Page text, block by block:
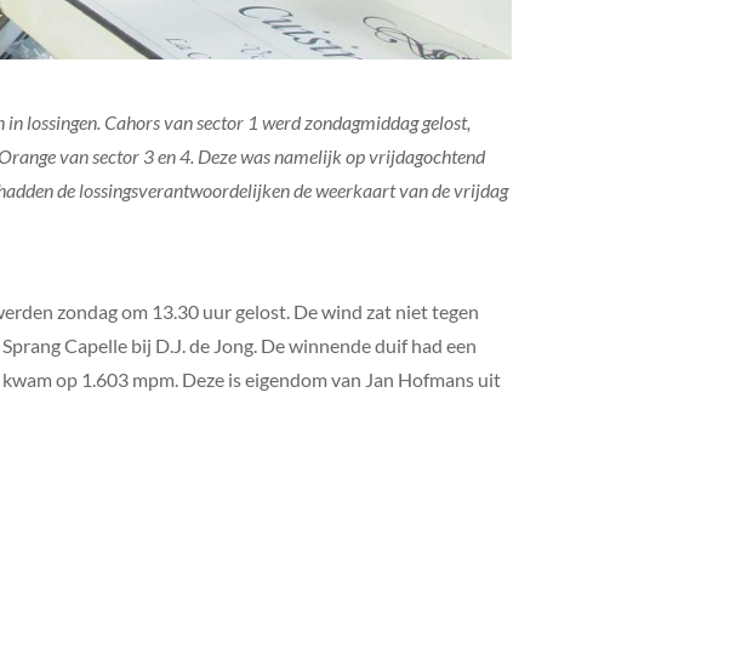
lossingen. Cahors van sector 1 werd zondagmiddag gelost,
van sector 3 en 4. Deze was namelijk op vrijdagochtend
de lossingsverantwoordelijken de weerkaart van de vrijdag
zondag om 13.30 uur gelost. De wind zat niet tegen
Capelle bij D.J. de Jong. De winnende duif had een
op 1.603 mpm. Deze is eigendom van Jan Hofmans uit